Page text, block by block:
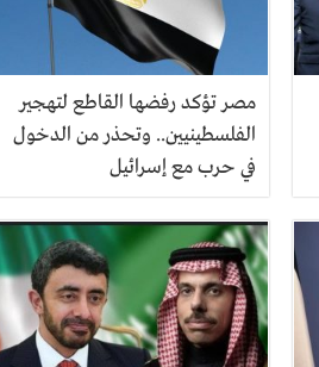
مصر تؤكد رفضها القاطع لتهجير
الفلسطينيين.. وتحذر من الدخول
في حرب مع إسرائيل